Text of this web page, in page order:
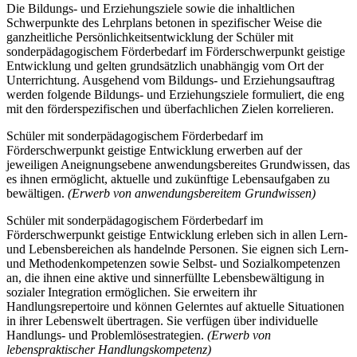
Die Bildungs- und Erziehungsziele sowie die inhaltlichen
Schwerpunkte des Lehrplans betonen in spezifischer Weise die
ganzheitliche Persönlichkeitsentwicklung der Schüler mit
sonderpädagogischem Förderbedarf im Förderschwerpunkt geistige
Entwicklung und gelten grundsätzlich unabhängig vom Ort der
Unterrichtung. Ausgehend vom Bildungs- und Erziehungsauftrag
werden folgende Bildungs- und Erziehungsziele formuliert, die eng
mit den förderspezifischen und überfachlichen Zielen korrelieren.
Schüler mit sonderpädagogischem Förderbedarf im
Förderschwerpunkt geistige Entwicklung erwerben auf der
jeweiligen Aneignungsebene anwendungsbereites Grundwissen, das
es ihnen ermöglicht, aktuelle und zukünftige Lebensaufgaben zu
bewältigen. (Erwerb von anwendungsbereitem Grundwissen)
Schüler mit sonderpädagogischem Förderbedarf im
Förderschwerpunkt geistige Entwicklung erleben sich in allen Lern-
und Lebensbereichen als handelnde Personen. Sie eignen sich Lern-
und Methodenkompetenzen sowie Selbst- und Sozialkompetenzen
an, die ihnen eine aktive und sinnerfüllte Lebensbewältigung in
sozialer Integration ermöglichen. Sie erweitern ihr
Handlungsrepertoire und können Gelerntes auf aktuelle Situationen
in ihrer Lebenswelt übertragen. Sie verfügen über individuelle
Handlungs- und Problemlösestrategien. (Erwerb von
lebenspraktischer Handlungskompetenz)